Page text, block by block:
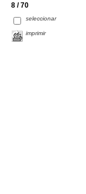
8 / 70
seleccionar
imprimir